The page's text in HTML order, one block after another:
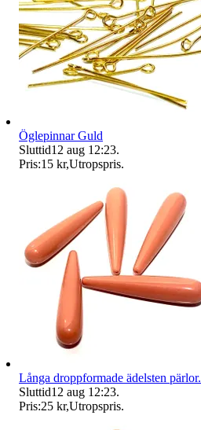
Öglepinnar Guld
Sluttid12 aug 12:23.
Pris:15 kr,Utropspris.
Långa droppformade ädelsten pärlor.
Sluttid12 aug 12:23.
Pris:25 kr,Utropspris.